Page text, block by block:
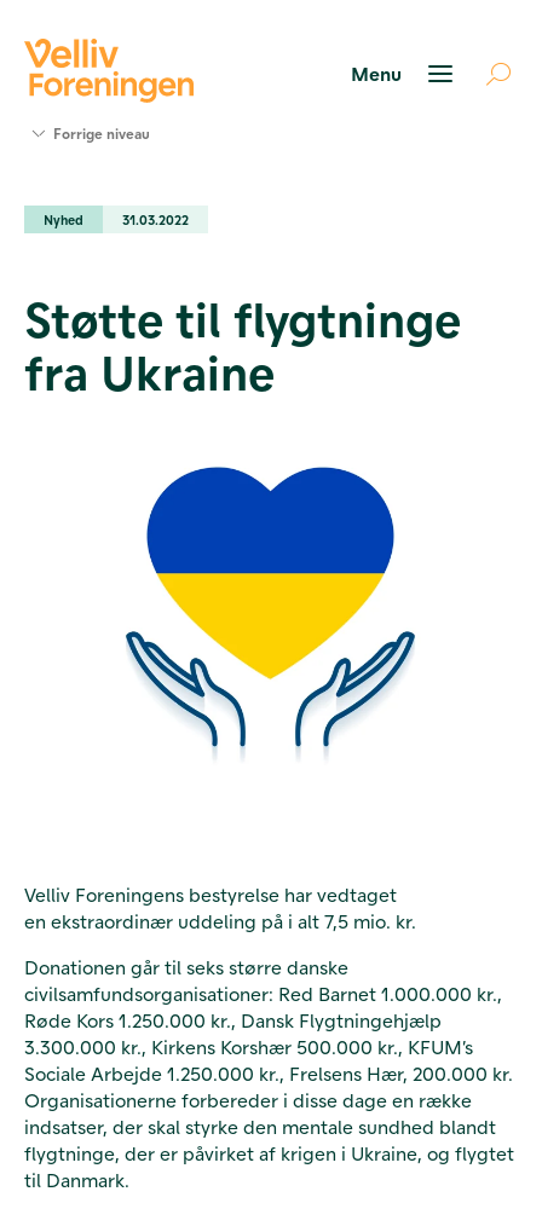
Værktøjer
Foreningen
Kontakt
os
Forrige niveau
Nyhed 31.03.2022
Støtte til flygtninge
fra Ukraine
Velliv Foreningens bestyrelse har vedtaget
en ekstraordinær uddeling på i alt 7,5 mio. kr.
Donationen går til seks større danske
civilsamfundsorganisationer: Red Barnet 1.000.000 kr.,
Røde Kors 1.250.000 kr., Dansk Flygtningehjælp
3.300.000 kr., Kirkens Korshær 500.000 kr., KFUM’s
Sociale Arbejde 1.250.000 kr., Frelsens Hær, 200.000 kr.
Organisationerne forbereder i disse dage en række
indsatser, der skal styrke den mentale sundhed blandt
flygtninge, der er påvirket af krigen i Ukraine, og flygtet
til Danmark.